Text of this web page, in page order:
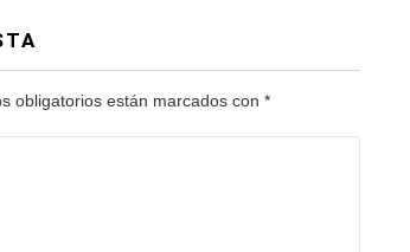
obligatorios están marcados con *